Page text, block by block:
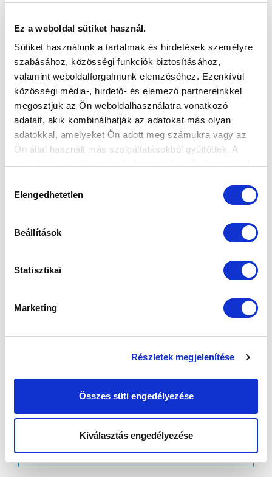
Ez a weboldal sütiket használ.
Sütiket használunk a tartalmak és hirdetések személyre
szabásához, közösségi funkciók biztosításához,
valamint weboldalforgalmunk elemzéséhez. Ezenkívül
közösségi média-, hirdető- és elemező partnereinkkel
megosztjuk az Ön weboldalhasználatra vonatkozó
adatait, akik kombinálhatják az adatokat más olyan
adatokkal, amelyeket Ön adott meg számukra vagy az
Ön által használt más szolgáltatásokból gyűjtöttek. A
kiválasztása
Elengedhetetlen
Beállítások
Statisztikai
Marketing
Részletek megjelenítése
Összes süti engedélyezése
Kiválasztás engedélyezése
MTK BUDAPEST HÍRLEVÉL
Ne maradjon le egy eseményről sem! Iratkozzon fel ingyenes
hírlevelünkre: